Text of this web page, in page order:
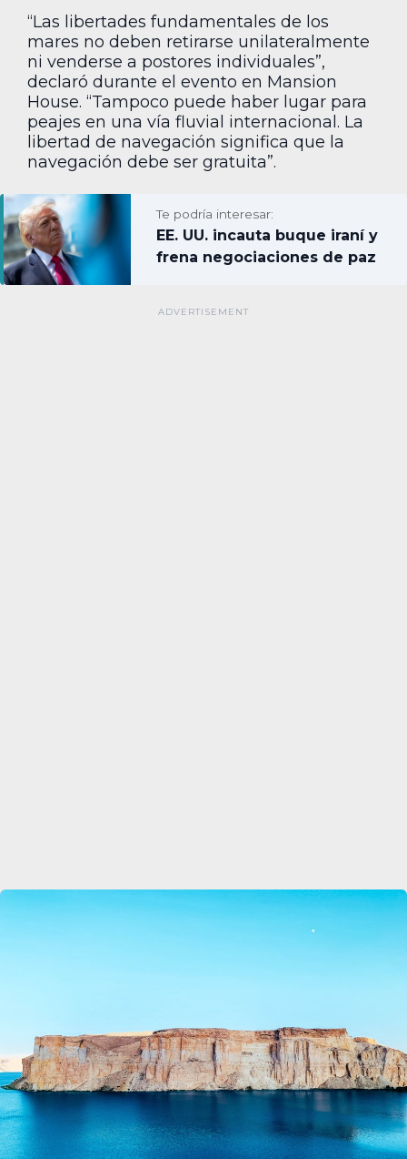
“Las libertades fundamentales de los
mares no deben retirarse unilateralmente
ni venderse a postores individuales”,
declaró durante el evento en Mansion
House. “Tampoco puede haber lugar para
peajes en una vía fluvial internacional. La
libertad de navegación significa que la
navegación debe ser gratuita”.
Te podría interesar:
EE. UU. incauta buque iraní y
frena negociaciones de paz